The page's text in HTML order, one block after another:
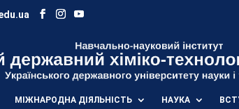
МІЖНАРОДНА ДІЯЛЬНІСТЬ НАУКА